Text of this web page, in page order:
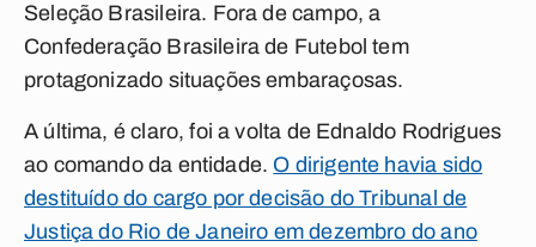
Seleção Brasileira. Fora de campo, a
Confederação Brasileira de Futebol tem
protagonizado situações embaraçosas.
A última, é claro, foi a volta de Ednaldo Rodrigues
ao comando da entidade. O dirigente havia sido
destituído do cargo por decisão do Tribunal de
Justiça do Rio de Janeiro em dezembro do ano